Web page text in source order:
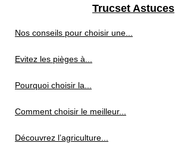
Trucset Astuces
Nos conseils pour choisir une...
Evitez les pièges à...
Pourquoi choisir la...
Comment choisir le meilleur...
Découvrez l’agriculture...